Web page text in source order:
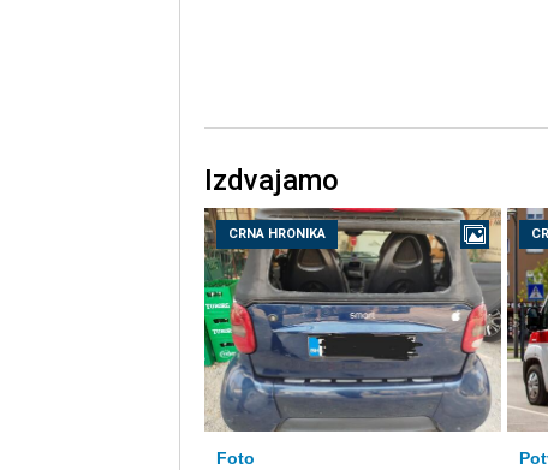
Izdvajamo
CRNA HRONIKA
Foto